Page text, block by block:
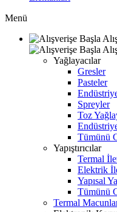
Menü
Yağlayacılar
Gresler
Pasteler
Spreyler
Toz
Tümünü
Yapıştırıcılar
Termal
Elektrik
Yapısal
Tümünü
Termal